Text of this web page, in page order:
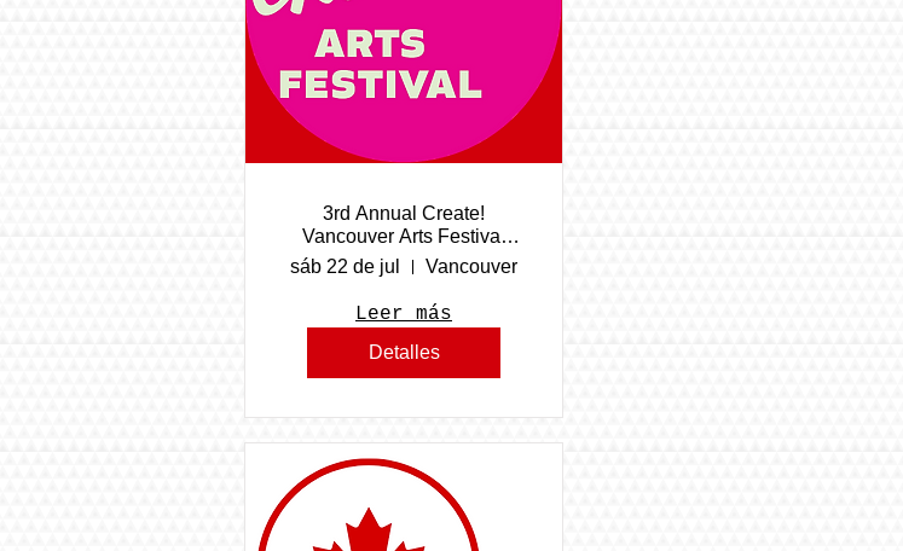
3rd Annual Create!
Vancouver Arts Festival
2023
sáb 22 de jul Vancouver
Leer más
Detalles